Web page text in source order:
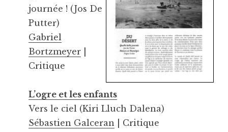
journée ! (Jos De
Putter)
Gabriel
Bortzmeyer
Critique
L’ogre et les enfants
Vers le ciel (Kiri Lluch Dalena)
Sébastien Galceran | Critique